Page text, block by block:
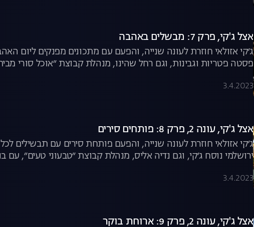
אצל ג'קי, פרק 7: מבשלים באהבה
ג׳קי אזולאי חוזרת לעונה שנייה, והפעם עם מתכונים מפנקים ליום
פסטה פטריות וגבינות, וגם רחל שהינו, מנהלת קבוצת ״אוכל סורי
3.4.2023
אצל ג'קי, עונה 2, פרק 8: פותחים סירים
ג׳קי אזולאי חוזרת לעונה שנייה, והפעם פותחת סירים עם תבשילים
ירושלמי נוסח ג׳קי, וגם נדיה אליס, מנהלת קבוצת ״טבעוני טעים״, עם
3.4.2023
אצל ג'קי, עונה 2, פרק 9: ארוחת בוקר